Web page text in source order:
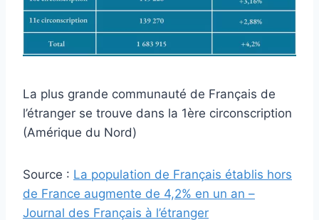
La plus grande communauté de Français de
l’étranger se trouve dans la 1ère circonscription
(Amérique du Nord)
Source : La population de Français établis hors
de France augmente de 4,2% en un an –
Journal des Français à l’étranger